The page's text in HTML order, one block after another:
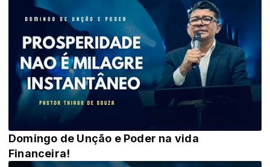
Domingo de Unção e Poder na vida
Financeira!